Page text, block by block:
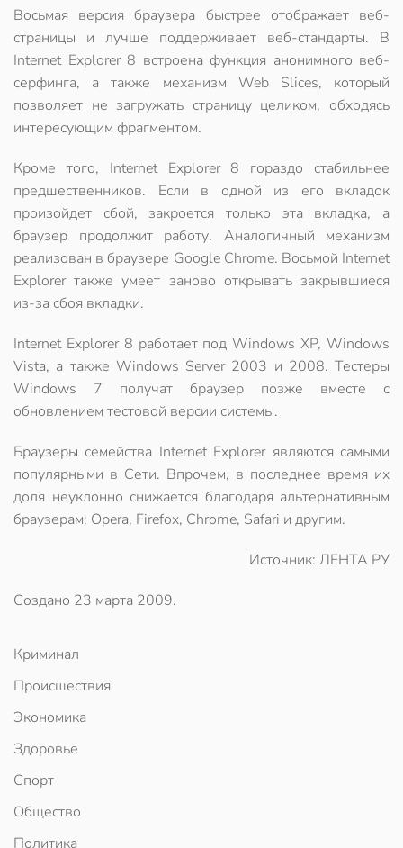
Восьмая версия браузера быстрее отображает веб-
страницы и лучше поддерживает веб-стандарты. В
Internet Explorer 8 встроена функция анонимного веб-
серфинга, а также механизм Web Slices, который
позволяет не загружать страницу целиком, обходясь
интересующим фрагментом.
Кроме того, Internet Explorer 8 гораздо стабильнее
предшественников. Если в одной из его вкладок
произойдет сбой, закроется только эта вкладка, а
браузер продолжит работу. Аналогичный механизм
реализован в браузере Google Chrome. Восьмой Internet
Explorer также умеет заново открывать закрывшиеся
из-за сбоя вкладки.
Internet Explorer 8 работает под Windows XP, Windows
Vista, а также Windows Server 2003 и 2008. Тестеры
Windows 7 получат браузер позже вместе с
обновлением тестовой версии системы.
Браузеры семейства Internet Explorer являются самыми
популярными в Сети. Впрочем, в последнее время их
доля неуклонно снижается благодаря альтернативным
браузерам: Opera, Firefox, Chrome, Safari и другим.
Источник: ЛЕНТА РУ
Создано 23 марта 2009.
Криминал
Происшествия
Экономика
Здоровье
Спорт
Общество
Политика